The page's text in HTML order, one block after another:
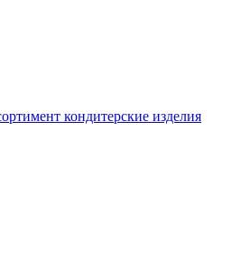
кондитерские изделия